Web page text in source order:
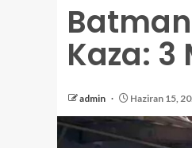
Kaza: 3
admin Haziran 15,